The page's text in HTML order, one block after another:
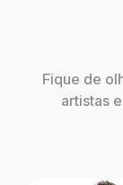
Fique de
artistas